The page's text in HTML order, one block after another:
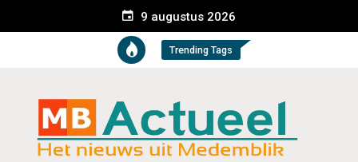
9 augustus 2026
Trending Tags